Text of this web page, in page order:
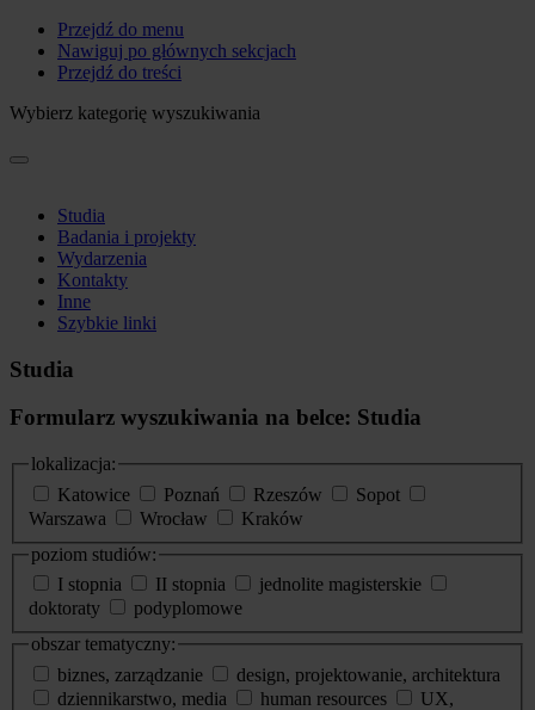
Przejdź do menu
Nawiguj po głównych sekcjach
Przejdź do treści
Wybierz kategorię wyszukiwania
Studia
Badania i projekty
Wydarzenia
Kontakty
Inne
Szybkie linki
Studia
Formularz wyszukiwania na belce: Studia
lokalizacja:
Katowice
Poznań Rzeszów
Sopot
Warszawa
Wrocław
Kraków
poziom studiów:
I stopnia
II stopnia
jednolite magisterskie
doktoraty
podyplomowe
obszar tematyczny:
biznes, zarządzanie
design, projektowanie, architektura
dziennikarstwo, media
human resources
UX,